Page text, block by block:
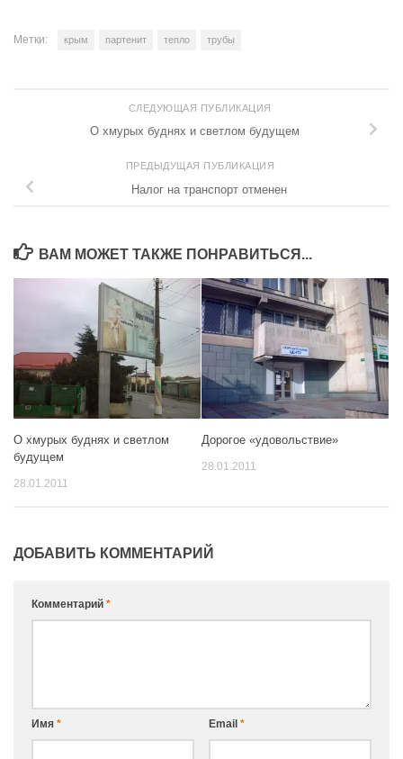
Метки: крым партенит тепло трубы
СЛЕДУЮЩАЯ ПУБЛИКАЦИЯ
О хмурых буднях и светлом будущем
ПРЕДЫДУЩАЯ ПУБЛИКАЦИЯ
Налог на транспорт отменен
ВАМ МОЖЕТ ТАКЖЕ ПОНРАВИТЬСЯ...
О хмурых буднях и светлом
будущем
28.01.2011
Дорогое «удовольствие»
28.01.2011
ДОБАВИТЬ КОММЕНТАРИЙ
Комментарий *
Имя * Email *